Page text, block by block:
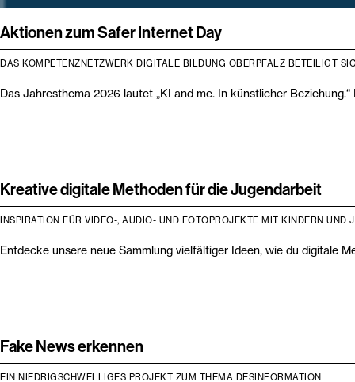
Aktionen zum Safer Internet Day
DAS KOMPETENZNETZWERK DIGITALE BILDUNG OBERPFALZ BETEILIGT
Das Jahresthema 2026 lautet „KI and me. In künstlicher
Kreative digitale Methoden für die Jugendarbeit
INSPIRATION FÜR VIDEO-, AUDIO- UND FOTOPROJEKTE MIT KINDERN UND
Entdecke unsere neue Sammlung vielfältiger Ideen, wie du digitale
Fake News erkennen
EIN NIEDRIGSCHWELLIGES PROJEKT ZUM THEMA DESINFORMATION